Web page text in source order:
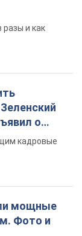
и как
о
кадровые
мощные
Фото и